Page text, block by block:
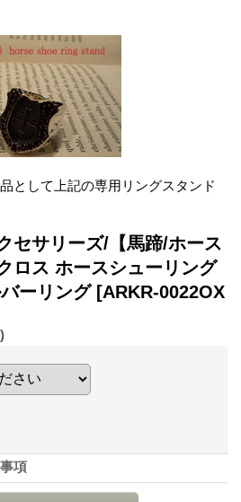
として上記の専用リングスタンド
セサリーズ/【馬蹄/ホース
ロス ホースシューリング
バーリング [ARKR-0022OX
項